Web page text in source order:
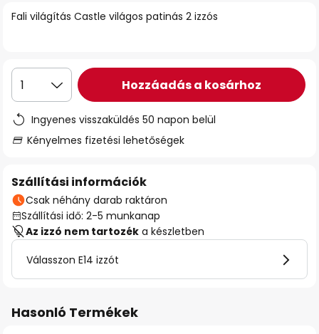
Fali világítás Castle világos patinás 2 izzós
1 Hozzáadás a kosárhoz
Ingyenes visszaküldés 50 napon belül
Kényelmes fizetési lehetőségek
Szállítási információk
Csak néhány darab raktáron
Szállítási idő: 2-5 munkanap
Az izzó nem tartozék a készletben
Válasszon E14 izzót
Hasonló Termékek